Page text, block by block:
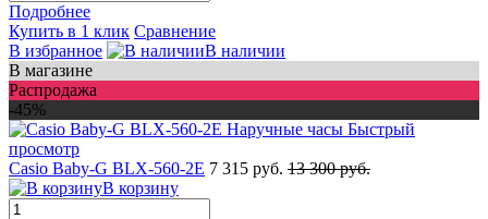
Подробнее
Купить в 1 клик Сравнение
В избранное
В наличии
В магазине
Распродажа
-45%
Быстрый
просмотр
Casio Baby-G BLX-560-2E 7 315 руб. 13 300 руб.
В корзину